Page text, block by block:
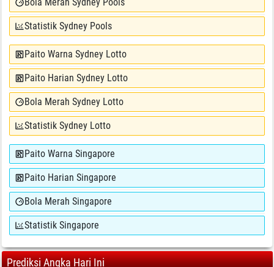
Statistik Sydney Pools
Paito Warna Sydney Lotto
Paito Harian Sydney Lotto
Bola Merah Sydney Lotto
Statistik Sydney Lotto
Paito Warna Singapore
Paito Harian Singapore
Bola Merah Singapore
Statistik Singapore
Prediksi Angka Hari Ini